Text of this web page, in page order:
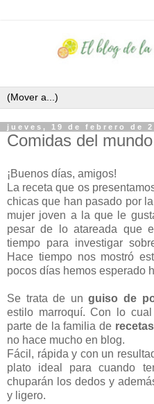
jueves, 19 de febrero de
Comidas del
¡Buenos días, amigos!
La receta que os
chicas que han pasado por
mujer joven a la que le
pesar de lo atareada que
tiempo para investigar
Hace tiempo nos mostró
pocos días hemos esperado
Se trata de unguiso de
estilo marroquí. Con lo
parte de la familia de
no hace mucho en blog.
Fácil, rápida y con un
plato ideal para cuando
chuparán los dedos y
y ligero.